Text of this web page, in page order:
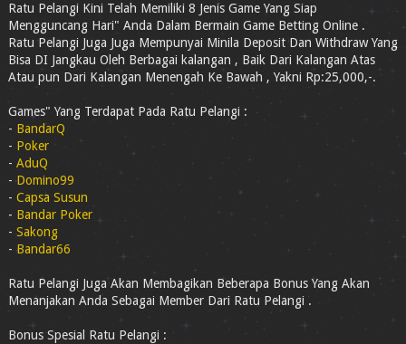
Ratu Pelangi Kini Telah Memiliki 8 Jenis Game Yang Siap
Mengguncang Hari" Anda Dalam Bermain Game Betting Online .
Ratu Pelangi Juga Juga Mempunyai Minila Deposit Dan Withdraw Yang
Bisa DI Jangkau Oleh Berbagai kalangan , Baik Dari Kalangan Atas
Atau pun Dari Kalangan Menengah Ke Bawah , Yakni Rp:25,000,-.
Games" Yang Terdapat Pada Ratu Pelangi :
- BandarQ
- Poker
- AduQ
-Domino99
- Capsa Susun
- Bandar Poker
- Sakong
- Bandar66
Ratu Pelangi Juga Akan Membagikan Beberapa Bonus Yang Akan
Menanjakan Anda Sebagai Member Dari Ratu Pelangi .
Bonus Spesial Ratu Pelangi :